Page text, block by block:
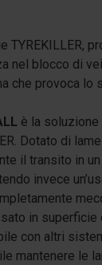
TYREKILLER,
nel blocco di
che provoca lo
è la
Dotato di
il transito in
invece
in superficie
con altri
mantenere le